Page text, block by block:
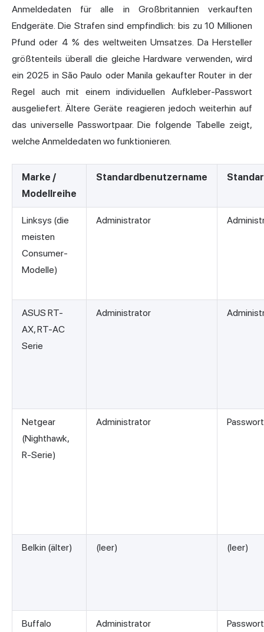
Anmeldedaten für alle in Großbritannien verkauften
Endgeräte. Die Strafen sind empfindlich: bis zu 10 Millionen
Pfund oder 4 % des weltweiten Umsatzes. Da Hersteller
größtenteils überall die gleiche Hardware verwenden, wird
ein 2025 in São Paulo oder Manila gekaufter Router in der
Regel auch mit einem individuellen Aufkleber-Passwort
ausgeliefert. Ältere Geräte reagieren jedoch weiterhin auf
das universelle Passwortpaar. Die folgende Tabelle zeigt,
welche Anmeldedaten wo funktionieren.
Marke /
Modellreihe
Standardbenutzername
Linksys (die
meisten
Consumer-
Modelle)
Administrator
ASUS RT-
AX, RT-AC
Serie
Administrator
Netgear
(Nighthawk,
R-Serie)
Administrator Passwort
Belkin (älter) (leer) (leer)
Buffalo
Administrator Passwort